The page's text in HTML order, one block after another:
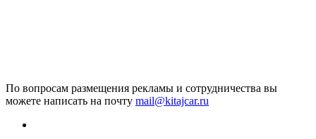
По вопросам размещения рекламы и сотрудничества вы
можете написать на почту mail@kitajcar.ru